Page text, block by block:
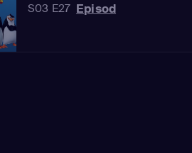
S03 E27 Episod